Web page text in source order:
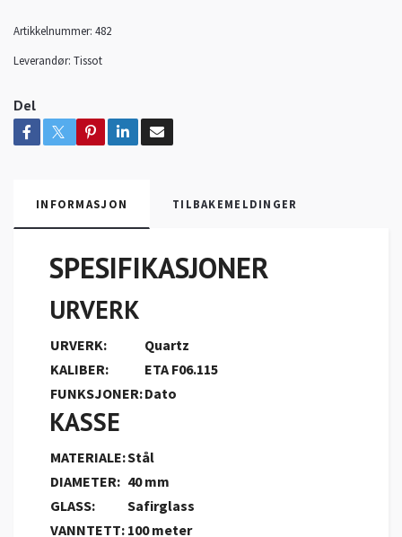
Artikkelnummer: 482
Leverandør: Tissot
Del
INFORMASJON TILBAKEMELDINGER
SPESIFIKASJONER
URVERK
URVERK:
Quartz
KALIBER:
ETA F06.115
FUNKSJONER:Dato
KASSE
MATERIALE:Stål
DIAMETER: 40 mm
GLASS:
Safirglass
VANNTETT: 100 meter